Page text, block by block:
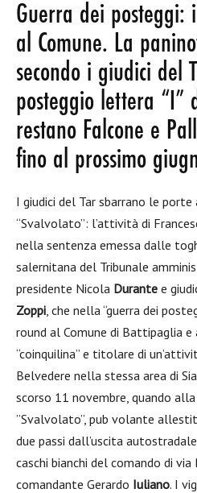
Guerra dei
al Comune. La
secondo i giudici del
posteggio lettera “I”
restano Falcone e
fino al prossimo
I giudici del Tar sbarrano le
“Svalvolato”: l’attività di
nella sentenza emessa dalle
salernitana del Tribunale
presidente Nicola Durante e
Zoppi, che nella “guerra dei
round al Comune di Battipaglia e
“coinquilina” e titolare di
Belvedere nella stessa area di
scorso 11 novembre, quando
”Svalvolato”, pub volante
due passi dall’uscita
caschi bianchi del comando di
comandante Gerardo Iuliano. I